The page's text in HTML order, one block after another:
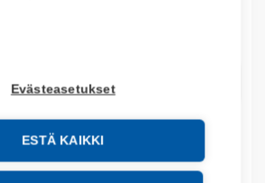
Evästeasetukset
ESTÄ KAIKKI
LISÄÄ OSTOSKORIIN